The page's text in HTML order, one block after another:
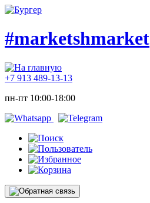
#marketshmarket
+7 913 489-13-13
пн-пт 10:00-18:00